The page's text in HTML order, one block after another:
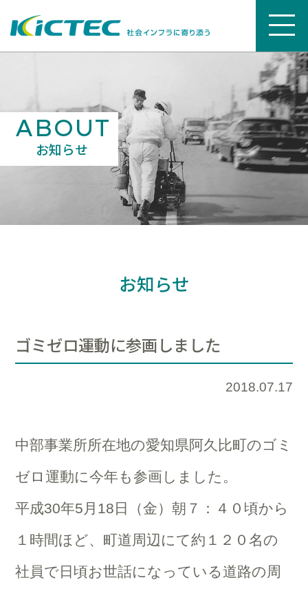
ABOUT
お知らせ
お知らせ
ゴミゼロ運動に参画しました
2018.07.17
中部事業所所在地の愛知県阿久比町のゴミ
ゼロ運動に今年も参画しました。
平成30年5月18日（金）朝７：４０頃から
１時間ほど、町道周辺にて約１２０名の
社員で日頃お世話になっている道路の周